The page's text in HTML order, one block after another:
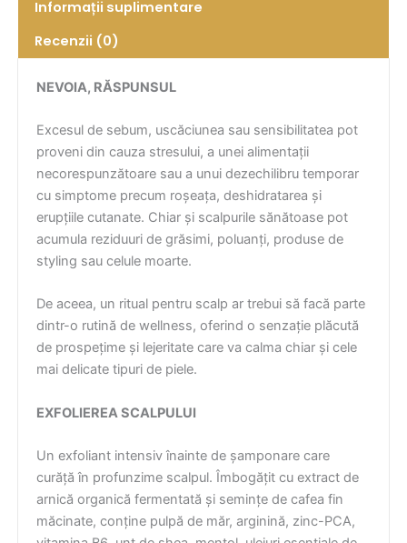
Informații suplimentare
Recenzii (0)
NEVOIA, RĂSPUNSUL
Excesul de sebum, uscăciunea sau sensibilitatea pot
proveni din cauza stresului, a unei alimentații
necorespunzătoare sau a unui dezechilibru temporar
cu simptome precum roșeața, deshidratarea și
erupțiile cutanate. Chiar și scalpurile sănătoase pot
acumula reziduuri de grăsimi, poluanți, produse de
styling sau celule moarte.
De aceea, un ritual pentru scalp ar trebui să facă parte
dintr-o rutină de wellness, oferind o senzație plăcută
de prospețime și lejeritate care va calma chiar și cele
mai delicate tipuri de piele.
EXFOLIEREA SCALPULUI
Un exfoliant intensiv înainte de șamponare care
curăță în profunzime scalpul. Îmbogățit cu extract de
arnică organică fermentată și semințe de cafea fin
măcinate, conține pulpă de măr, arginină, zinc-PCA,